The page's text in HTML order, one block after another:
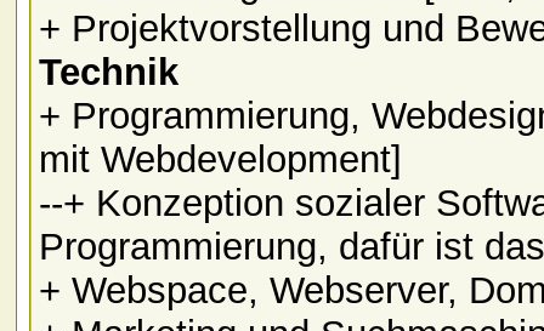
+ Projektvorstellung und
Technik
+ Programmierung,
mit Webdevelopment]
--+ Konzeption sozialer
Programmierung, dafür ist
+ Webspace, Webserver,